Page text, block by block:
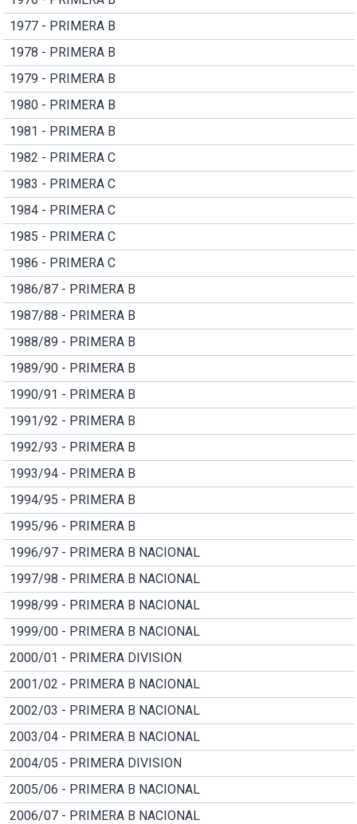
1977 - PRIMERA B
1978 - PRIMERA B
1979 - PRIMERA B
1980 - PRIMERA B
1981 - PRIMERA B
1982 - PRIMERA C
1983 - PRIMERA C
1984 - PRIMERA C
1985 - PRIMERA C
1986 - PRIMERA C
1986/87 - PRIMERA B
1987/88 - PRIMERA B
1988/89 - PRIMERA B
1989/90 - PRIMERA B
1990/91 - PRIMERA B
1991/92 - PRIMERA B
1992/93 - PRIMERA B
1993/94 - PRIMERA B
1994/95 - PRIMERA B
1995/96 - PRIMERA B
1996/97 - PRIMERA B NACIONAL
1997/98 - PRIMERA B NACIONAL
1998/99 - PRIMERA B NACIONAL
1999/00 - PRIMERA B NACIONAL
2000/01 - PRIMERA DIVISION
2001/02 - PRIMERA B NACIONAL
2002/03 - PRIMERA B NACIONAL
2003/04 - PRIMERA B NACIONAL
2004/05 - PRIMERA DIVISION
2005/06 - PRIMERA B NACIONAL
2006/07 - PRIMERA B NACIONAL